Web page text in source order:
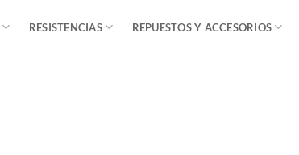
RESISTENCIAS
REPUESTOS Y ACCESORIOS